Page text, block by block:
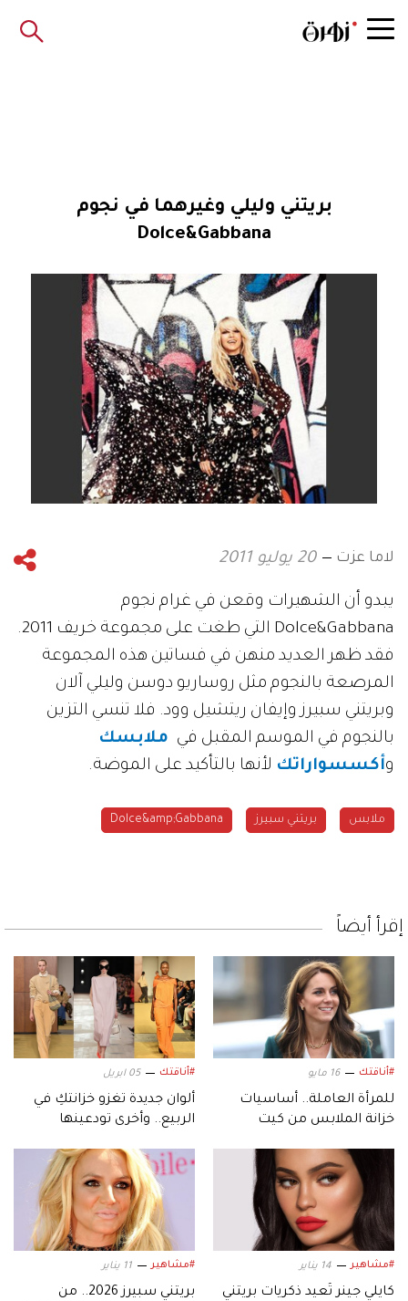
بريتني وليلي وغيرهما في نجوم
Dolce&Gabbana
لاما عزت 20 يوليو 2011
يبدو أن الشهيرات وقعن في غرام نجوم
Dolce&Gabbana التي طغت على مجموعة خريف 2011.
فقد ظهر العديد منهن في فساتين هذه المجموعة
المرصعة بالنجوم مثل روساريو دوسن وليلي آلان
وبريتني سبيرز وإيفان ريتشيل وود. فلا تنسي التزين
بالنجوم في الموسم المقبل في ملابسك
وأكسسواراتك لأنها بالتأكيد على الموضة.
ملابس بريتني سبيرز Dolce&amp;Gabbana
إقرأ أيضاً
#أناقتك 16 مايو
‫للمرأة العاملة.. أساسيات
خزانة الملابس من كيت
#أناقتك 05 ابريل
ألوان جديدة تغزو خزانتكِ في
الربيع.. وأخرى تودعينها
#مشاهير 14 يناير
كايلي جينر تُعيد ذكريات بريتني
#مشاهير 11 يناير
بريتني سبيرز 2026.. من